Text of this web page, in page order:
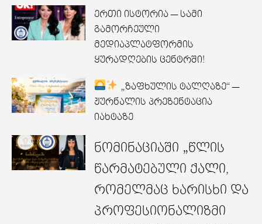
ერთი ისტორია — სამი
გამორჩეული
მედიაპლატფორმის
ყურადღების ცენტრში!
„ზაფხულის ტალღაზე“ —
ჟურნალის პრეზენტაცია
იახტაზე
ნომინაციაში „წლის
წარმატებული ქალი,
რომელმაც ხარისხი და
პროფესიონალიზმი